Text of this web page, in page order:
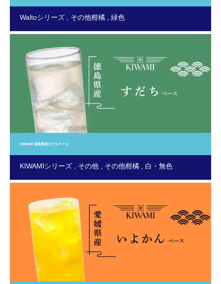
Waltoシリーズ その他柑橘 緑色
KIWAMI 徳島県産すだちベース
KIWAMIシリーズ その他 その他柑橘 白・無色